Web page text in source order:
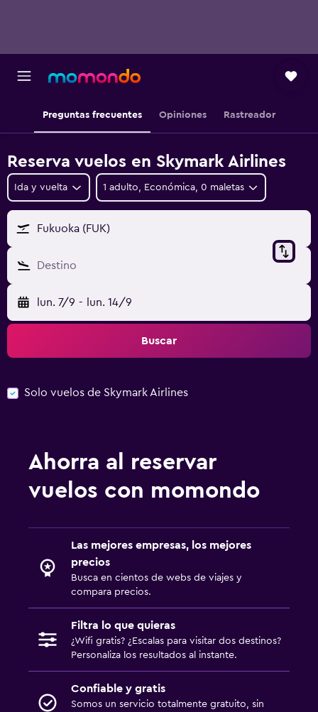
Preguntas frecuentes Opiniones Rastreador
Reserva vuelos en Skymark Airlines
Ida y vuelta 1 adulto, Económica, 0 maletas
Fukuoka (FUK)
Destino
lun. 7/9 - lun. 14/9
Buscar
Solo vuelos de Skymark Airlines
Ahorra al reservar
vuelos con momondo
Las mejores empresas, los mejores
precios
Busca en cientos de webs de viajes y
compara precios.
Filtra lo que quieras
¿Wifi gratis? ¿Escalas para visitar dos destinos?
Personaliza los resultados al instante.
Confiable y gratis
Somos un servicio totalmente gratuito, sin